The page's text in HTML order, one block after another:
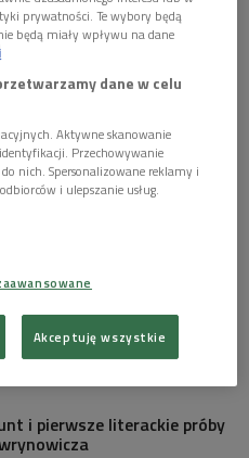
ma kłopoty: David Fincher
Brad Pitt wraca na plan
Śląski Szlak
nominowana do
Słowa 2026
i pierwsze literackie próby
prywatności. Te wybory będą
będą miały wpływu na dane
dane w celu
Aktywne skanowanie
Przechowywanie
nich. Spersonalizowane reklamy i
i ulepszanie usług.
Akceptuję wszystkie